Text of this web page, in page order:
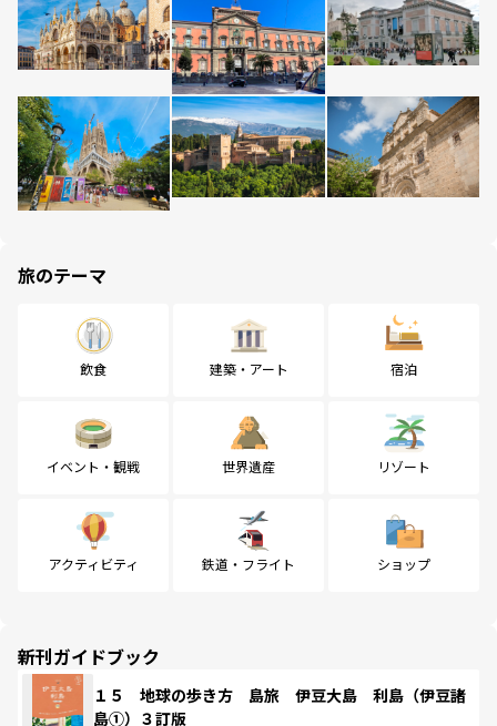
旅のテーマ
飲食 建築・アート 宿泊
イベント・観戦 世界遺産 リゾート
アクティビティ 鉄道・フライト ショップ
新刊ガイドブック
１５ 地球の歩き方 島旅 伊豆大島 利島（伊豆諸
島①）３訂版